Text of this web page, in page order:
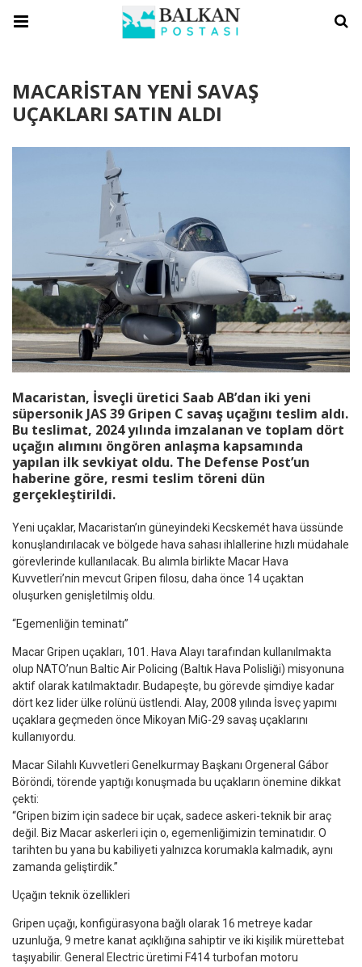
MACARİSTAN YENİ SAVAŞ
UÇAKLARI SATIN ALDI
Macaristan, İsveçli üretici Saab AB’dan iki yeni
süpersonik JAS 39 Gripen C savaş uçağını teslim aldı.
Bu teslimat, 2024 yılında imzalanan ve toplam dört
uçağın alımını öngören anlaşma kapsamında
yapılan ilk sevkiyat oldu. The Defense Post’un
haberine göre, resmi teslim töreni dün
gerçekleştirildi.
Yeni uçaklar, Macaristan’ın güneyindeki Kecskemét hava üssünde
konuşlandırılacak ve bölgede hava sahası ihlallerine hızlı müdahale
görevlerinde kullanılacak. Bu alımla birlikte Macar Hava
Kuvvetleri’nin mevcut Gripen filosu, daha önce 14 uçaktan
oluşurken genişletilmiş oldu.
“Egemenliğin teminatı”
Macar Gripen uçakları, 101. Hava Alayı tarafından kullanılmakta
olup NATO’nun Baltic Air Policing (Baltık Hava Polisliği) misyonuna
aktif olarak katılmaktadır. Budapeşte, bu görevde şimdiye kadar
dört kez lider ülke rolünü üstlendi. Alay, 2008 yılında İsveç yapımı
uçaklara geçmeden önce Mikoyan MiG-29 savaş uçaklarını
kullanıyordu.
Macar Silahlı Kuvvetleri Genelkurmay Başkanı Orgeneral Gábor
Böröndi, törende yaptığı konuşmada bu uçakların önemine dikkat
çekti:
“Gripen bizim için sadece bir uçak, sadece askeri-teknik bir araç
değil. Biz Macar askerleri için o, egemenliğimizin teminatıdır. O
tarihten bu yana bu kabiliyeti yalnızca korumakla kalmadık, aynı
zamanda geliştirdik.”
Uçağın teknik özellikleri
Gripen uçağı, konfigürasyona bağlı olarak 16 metreye kadar
uzunluğa, 9 metre kanat açıklığına sahiptir ve iki kişilik mürettebat
taşıyabilir. General Electricüretimi F414 turbofan motoru